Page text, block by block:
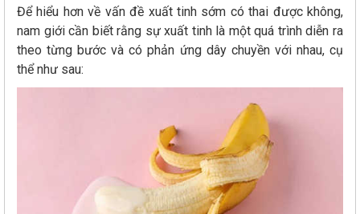
Để hiểu hơn về vấn đề xuất tinh sớm có thai được không,
nam giới cần biết rằng sự xuất tinh là một quá trình diễn ra
theo từng bước và có phản ứng dây chuyền với nhau, cụ
thể như sau: